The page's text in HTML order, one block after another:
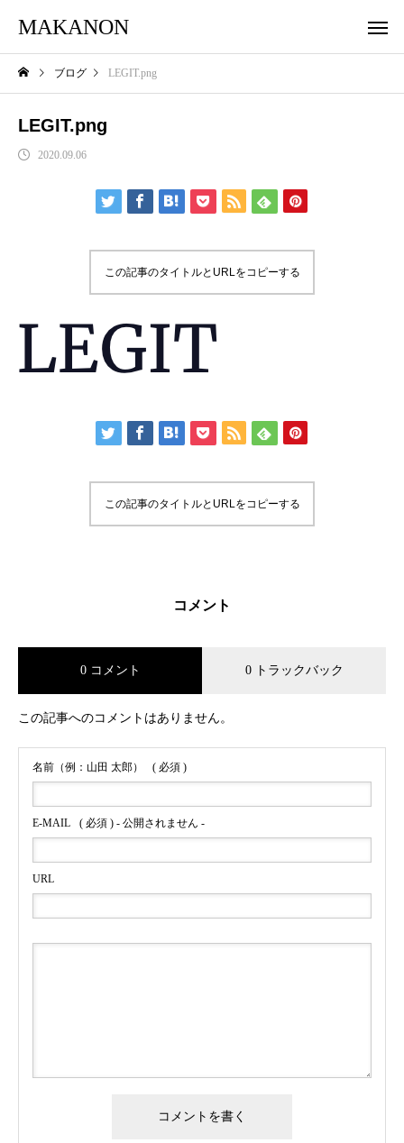
MAKANON
ブログ LEGIT.png
LEGIT.png
2020.09.06
この記事のタイトルとURLをコピーする
この記事のタイトルとURLをコピーする
コメント
0 コメント 0 トラックバック
この記事へのコメントはありません。
名前（例：山田 太郎） ( 必須 )
E-MAIL ( 必須 ) - 公開されません -
URL